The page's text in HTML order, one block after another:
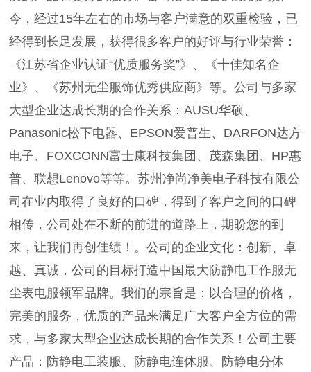
今，经过15年左右的市场与客户满意的双重检验，已
经得到长足发展，获得很多客户的好评与行业荣誉：
《江苏省企业认证“优质服务奖”》、《十佳知名企
业》、《苏州无尘服饰优秀供应商》等。公司与多家
大型企业达成长期的合作关系：AUSU华硕、
Panasonic松下电器、EPSON爱普生、DARFON达方
电子、FOXCONN富士康科技集团、茂森集团、HP惠
普、联想Lenovo等等。苏州净尚净美电子科技有限公
司在业内取得了良好的口碑，得到了客户之间的口碑
相传，公司处在不断的前进的道路上，期盼您的到
来，让我们再创佳绩！。公司的企业文化：创新、卓
越、真诚，公司的目标打造中国最大防静电工作服无
尘表电服领军品牌。我们的宗旨是：以合理的价格，
完美的服务，优质的产品来满足广大客户全方位的需
求，与多家大型企业达成长期的合作关系！公司主要
产品：防静电工装服、防静电连体服、防静电分体